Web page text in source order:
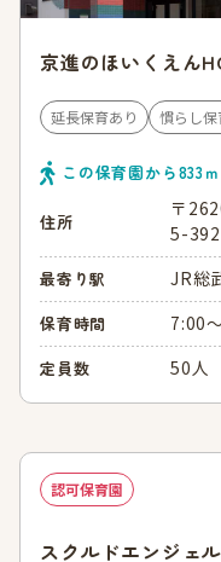
京進のほいくえん
延長保育あり 慣らし保
この保育園から833ｍ
住所
〒
5-
最寄り駅 JR総
保育時間 7:00
定員数 50人
認可保育園
スクルドエンジェ